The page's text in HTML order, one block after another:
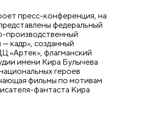
пресс-конференция, на
федеральный
производственный
кадр», созданный
«Артек», флагманский
имени Кира Булычева
героев
фильмы по мотивам
фантаста Кира